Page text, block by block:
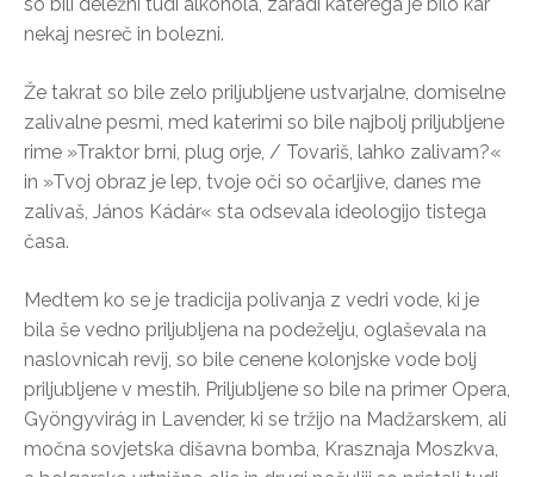
nekaj nesreč in bolezni.
Že takrat so bile zelo priljubljene ustvarjalne, domiselne
zalivalne pesmi, med katerimi so bile najbolj priljubljene
rime »Traktor brni, plug orje, / Tovariš, lahko zalivam?«
in »Tvoj obraz je lep, tvoje oči so očarljive, danes me
zalivaš, János Kádár« sta odsevala ideologijo tistega
časa.
Medtem ko se je tradicija polivanja z vedri vode, ki je
bila še vedno priljubljena na podeželju, oglaševala na
naslovnicah revij, so bile cenene kolonjske vode bolj
priljubljene v mestih. Priljubljene so bile na primer Opera,
Gyöngyvirág in Lavender, ki se tržijo na Madžarskem, ali
močna sovjetska dišavna bomba, Krasznaja Moszkva,